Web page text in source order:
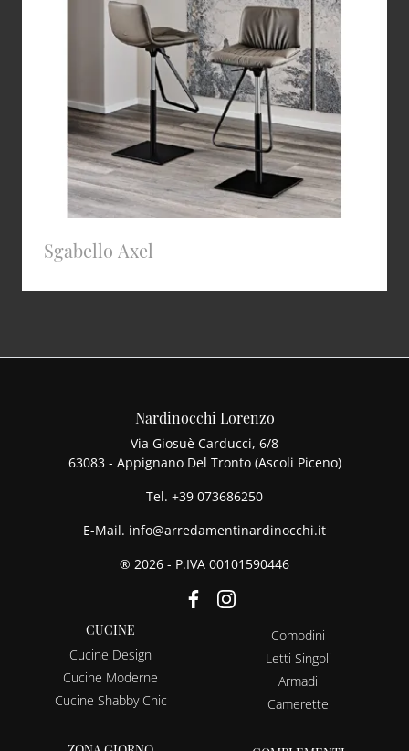
Sgabello Axel
Nardinocchi Lorenzo
Via Giosuè Carducci, 6/8
63083 - Appignano Del Tronto (Ascoli Piceno)
Tel. +39 073686250
E-Mail. info@arredamentinardinocchi.it
® 2026 - P.IVA 00101590446
CUCINE
Cucine Design
Cucine Moderne
Cucine Shabby Chic
Comodini
Letti Singoli
Armadi
Camerette